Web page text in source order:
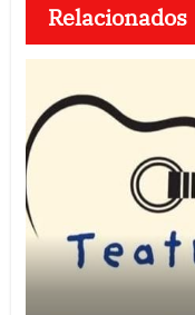
Relacionados